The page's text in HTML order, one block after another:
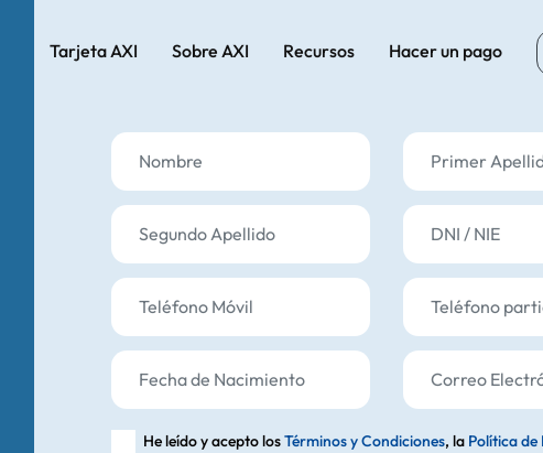
Tarjeta AXI Sobre AXI Recursos Hacer un pago
Segundo Apellido
Teléfono particular
He leído y acepto losTérminos y Condiciones, la Política